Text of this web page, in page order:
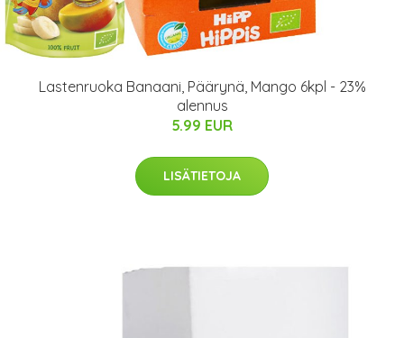
Lastenruoka Banaani, Päärynä, Mango 6kpl - 23%
alennus
5.99 EUR
LISÄTIETOJA